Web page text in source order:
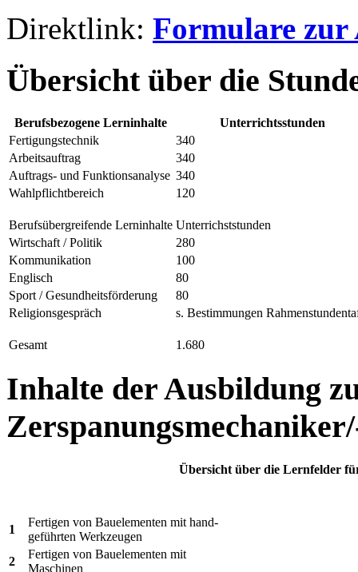
Direktlink: Formulare zur
Übersicht über die
Berufsbezogene Lerninhalte
Unterrichtsstunden
Fertigungstechnik
340
Arbeitsauftrag
340
Auftrags- und Funktionsanalyse 340
Wahlpflichtbereich
120
Berufsübergreifende Lerninhalte Unterrichststunden
Wirtschaft / Politik
280
Kommunikation
100
Englisch
80
Sport / Gesundheitsförderung
80
Religionsgespräch
s. Bestimmungen
Gesamt 1.680
Inhalte der Ausbildung
Übersicht über die Lernfelder
1
Fertigen von Bauelementen mit hand-
geführten Werkzeugen
2
Fertigen von Bauelementen mit
Maschinen